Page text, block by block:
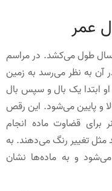
عمر
طول می‌کشد. در مراسم
آن به نظر می‌رسد به زمین
ابتدا یک بال و سپس بال
و پایین می‌شود. این رقص
برای قضاوت ماده انجام
تغییر رنگ می‌دهند. به
و به ماده‌ها نشان